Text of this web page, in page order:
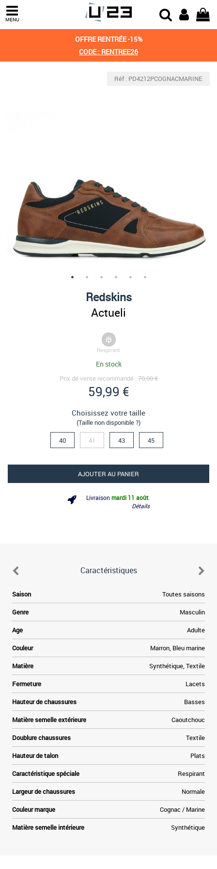
MENU
OFFRE RENTRÉE -15%
CODE : RENTREE26
Réf : PD4212PCOGNACMARINE
Redskins
Actueli
Respirant
En stock
Prix de vente recommandé :70,00 €
59,99 €
Choisissez votre taille
(Taille non disponible ?)
40 41 43 45
AJOUTER AU PANIER
Livraison mardi 11 août
Détails
Caractéristiques
Saison Toutes saisons
Genre Masculin
Age Adulte
Couleur Marron, Bleu marine
Matière Synthétique, Textile
Fermeture Lacets
Hauteur de chaussures Basses
Matière semelle extérieure Caoutchouc
Doublure chaussures Textile
Hauteur de talon Plats
Caractéristique spéciale Respirant
Largeur de chaussures Normale
Couleur marque Cognac / Marine
Matière semelle intérieure Synthétique